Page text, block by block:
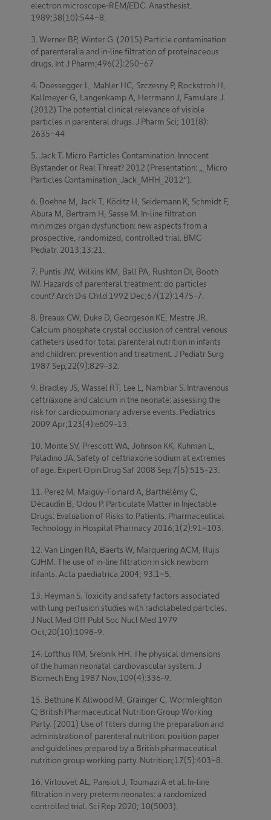
electron microscope-REM/EDC. Anasthesist.
1989;38(10):544-8.
3. Werner BP, Winter G. (2015) Particle contamination
of parenteralia and in-line filtration of proteinaceous
drugs. Int J Pharm;496(2):250-67
4. Doessegger L, Mahler HC, Szczesny P, Rockstroh H,
Kallmeyer G, Langenkamp A, Herrmann J, Famulare J.
(2012) The potential clinical relevance of visible
particles in parenteral drugs. J Pharm Sci; 101(8):
2635-44
5. Jack T. Micro Particles Contamination. Innocent
Bystander or Real Threat? 2012 (Presentation: „_Micro
Particles Contamination_Jack_MHH_2012“).
6. Boehne M, Jack T, Köditz H, Seidemann K, Schmidt F,
Abura M, Bertram H, Sasse M. In-line filtration
minimizes organ dysfunction: new aspects from a
prospective, randomized, controlled trial. BMC
Pediatr. 2013;13:21.
7. Puntis JW, Wilkins KM, Ball PA, Rushton DI, Booth
IW. Hazards of parenteral treatment: do particles
count? Arch Dis Child 1992 Dec;67(12):1475–7.
8. Breaux CW, Duke D, Georgeson KE, Mestre JR.
Calcium phosphate crystal occlusion of central venous
catheters used for total parenteral nutrition in infants
and children: prevention and treatment. J Pediatr Surg
1987 Sep;22(9):829–32.
9. Bradley JS, Wassel RT, Lee L, Nambiar S. Intravenous
ceftriaxone and calcium in the neonate: assessing the
risk for cardiopulmonary adverse events. Pediatrics
2009 Apr;123(4):e609–13.
10. Monte SV, Prescott WA, Johnson KK, Kuhman L,
Paladino JA. Safety of ceftriaxone sodium at extremes
of age. Expert Opin Drug Saf 2008 Sep;7(5):515–23.
11. Perez M, Maiguy-Foinard A, Barthélémy C,
Décaudin B, Odou P. Particulate Matter in Injectable
Drugs: Evaluation of Risks to Patients. Pharmaceutical
Technology in Hospital Pharmacy 2016;1(2):91-103.
12. Van Lingen RA, Baerts W, Marquering ACM, Rujis
GJHM. The use of in-line filtration in sick newborn
infants. Acta paediatrica 2004; 93:1-5.
13. Heyman S. Toxicity and safety factors associated
with lung perfusion studies with radiolabeled particles.
J Nucl Med Off Publ Soc Nucl Med 1979
Oct;20(10):1098–9.
14. Lofthus RM, Srebnik HH. The physical dimensions
of the human neonatal cardiovascular system. J
Biomech Eng 1987 Nov;109(4):336–9.
15. Bethune K Allwood M, Grainger C, Wormleighton
C; British Pharmaceutical Nutrition Group Working
Party. (2001) Use of filters during the preparation and
administration of parenteral nutrition: position paper
and guidelines prepared by a British pharmaceutical
nutrition group working party. Nutrition;17(5):403-8.
16. Virlouvet AL, Pansiot J, Toumazi A et al. In-line
filtration in very preterm neonates: a randomized
controlled trial. Sci Rep 2020; 10(5003).